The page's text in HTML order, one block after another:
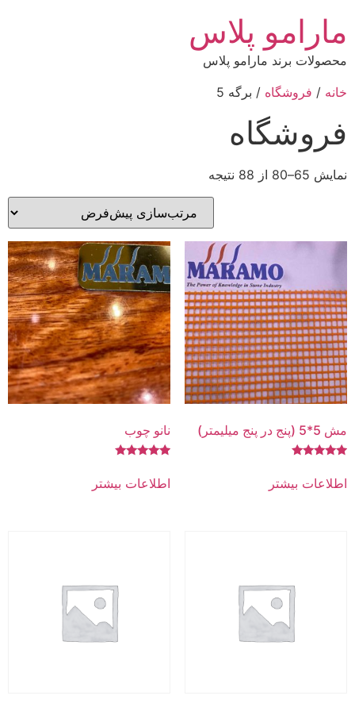
مارامو پلاس
محصولات برند مارامو پلاس
خانه / فروشگاه / برگه 5
فروشگاه
نمایش 65–80 از 88 نتیجه
مش 5*5 (پنج در پنج میلیمتر)
5.00
از 5
اطلاعات بیشتر
نانو چوب
5.00
از 5
اطلاعات بیشتر